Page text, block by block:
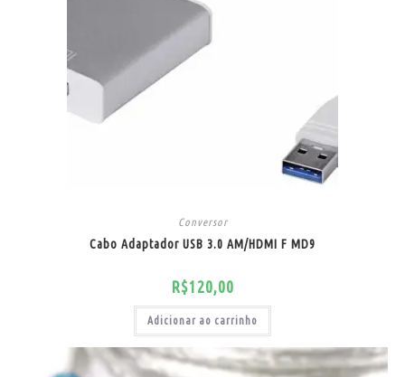
Conversor
Cabo Adaptador USB 3.0 AM/HDMI F MD9
R$120,00
Adicionar ao carrinho